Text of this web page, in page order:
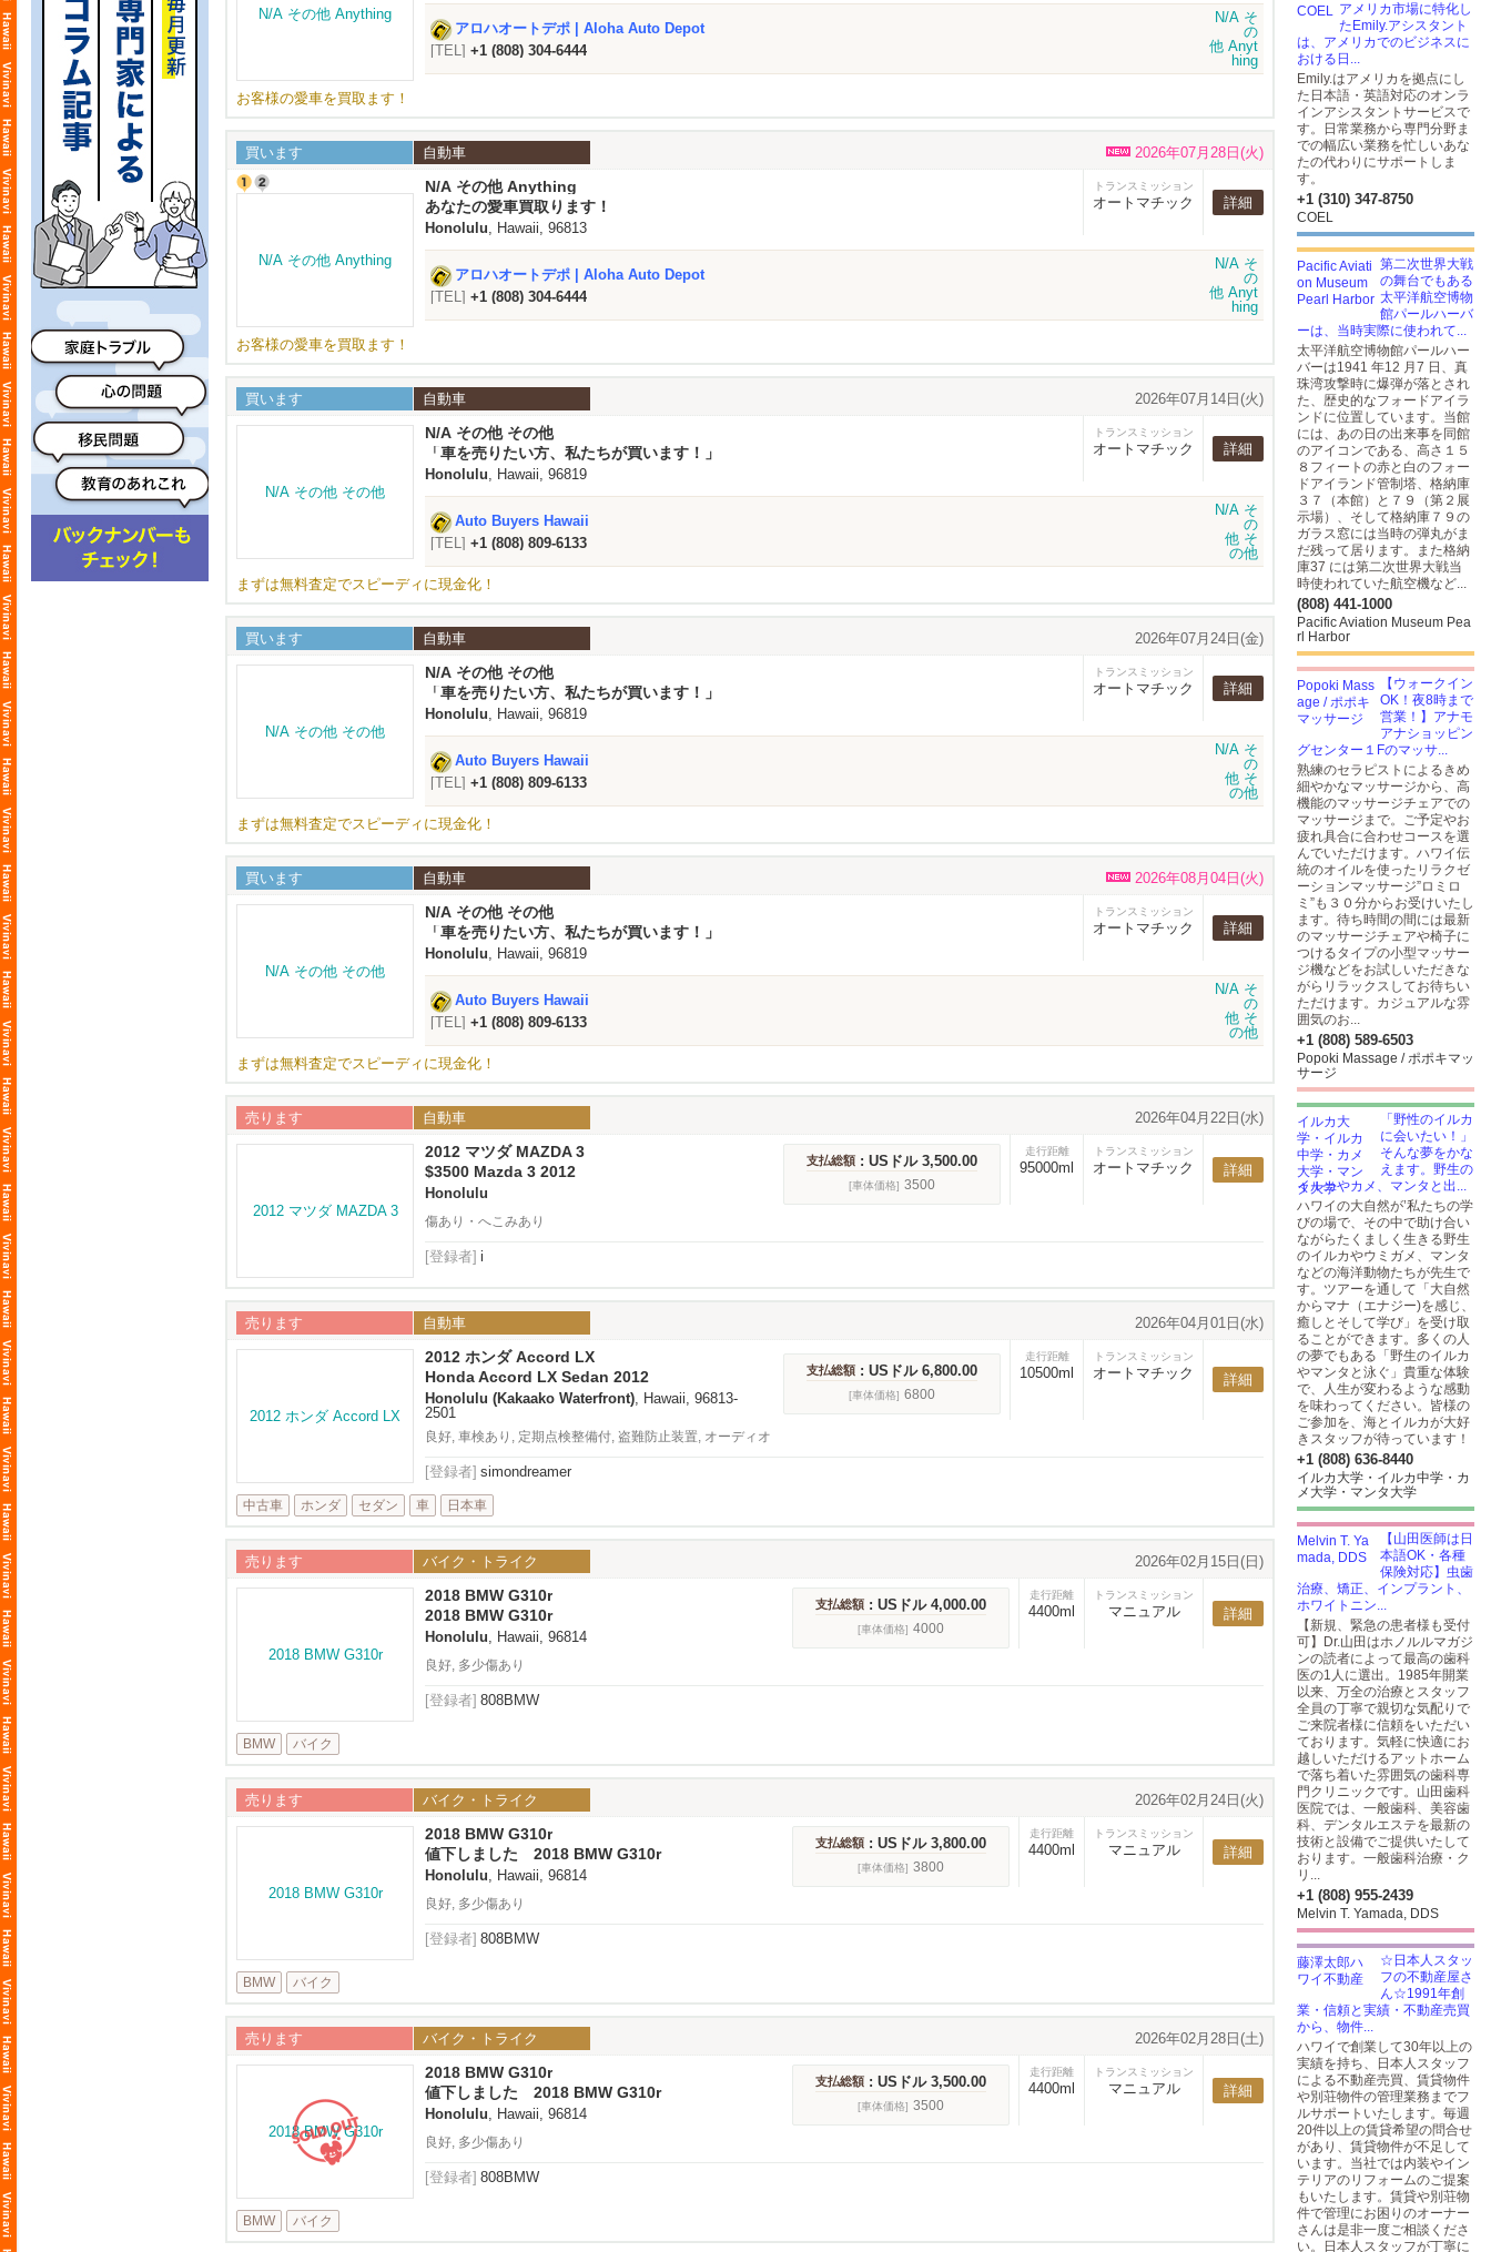
アロハオートデポ | Aloha Auto Depot
[TEL] +1 (808) 304-6444
お客様の愛車を買取ます！
買います 自動車 2026年07月28日(火)
N/A その他 Anything
あなたの愛車買取ります！
Honolulu, Hawaii, 96813
トランスミッション
オートマチック 詳細
アロハオートデポ | Aloha Auto Depot
[TEL] +1 (808) 304-6444
お客様の愛車を買取ます！
買います 自動車 2026年07月14日(火)
N/A その他 その他
「車を売りたい方、私たちが買います！」
Honolulu, Hawaii, 96819
トランスミッション
オートマチック 詳細
Auto Buyers Hawaii
[TEL] +1 (808) 809-6133
まずは無料査定でスピーディに現金化！
買います 自動車 2026年07月24日(金)
N/A その他 その他
「車を売りたい方、私たちが買います！」
Honolulu, Hawaii, 96819
トランスミッション
オートマチック 詳細
Auto Buyers Hawaii
[TEL] +1 (808) 809-6133
まずは無料査定でスピーディに現金化！
買います 自動車 2026年08月04日(火)
N/A その他 その他
「車を売りたい方、私たちが買います！」
Honolulu, Hawaii, 96819
トランスミッション
オートマチック 詳細
Auto Buyers Hawaii
[TEL] +1 (808) 809-6133
まずは無料査定でスピーディに現金化！
売ります 自動車 2026年04月22日(水)
2012 マツダ MAZDA 3
$3500 Mazda 3 2012
Honolulu
支払総額 : USドル 3,500.00
[車体価格] 3500
走行距離
95000ml
トランスミッション
オートマチック 詳細
傷あり・へこみあり
[登録者] i
売ります 自動車 2026年04月01日(水)
2012 ホンダ Accord LX
Honda Accord LX Sedan 2012
Honolulu (Kakaako Waterfront), Hawaii, 96813-
2501
支払総額 : USドル 6,800.00
[車体価格] 6800
走行距離
10500ml
トランスミッション
オートマチック 詳細
良好, 車検あり, 定期点検整備付, 盗難防止装置, オーディオ
[登録者] simondreamer
中古車 ホンダ セダン 車 日本車
売ります バイク・トライク 2026年02月15日(日)
2018 BMW G310r
2018 BMW G310r
Honolulu, Hawaii, 96814
支払総額 : USドル 4,000.00
[車体価格] 4000
走行距離
4400ml
トランスミッション
マニュアル 詳細
良好, 多少傷あり
[登録者] 808BMW
BMW バイク
売ります バイク・トライク 2026年02月24日(火)
2018 BMW G310r
値下しました 2018 BMW G310r
Honolulu, Hawaii, 96814
支払総額 : USドル 3,800.00
[車体価格] 3800
走行距離
4400ml
トランスミッション
マニュアル 詳細
良好, 多少傷あり
[登録者] 808BMW
BMW バイク
売ります バイク・トライク 2026年02月28日(土)
2018 BMW G310r
値下しました 2018 BMW G310r
Honolulu, Hawaii, 96814
支払総額 : USドル 3,500.00
[車体価格] 3500
走行距離
4400ml
トランスミッション
マニュアル 詳細
良好, 多少傷あり
[登録者] 808BMW
BMW バイク
アメリカ市場に特化し
たEmily.アシスタント
は、アメリカでのビジネスに
おける日...
Emily.はアメリカを拠点にし
た日本語・英語対応のオンラ
インアシスタントサービスで
す。日常業務から専門分野ま
での幅広い業務を忙しいあな
たの代わりにサポートしま
す。
+1 (310) 347-8750
COEL
第二次世界大戦
の舞台でもある
太平洋航空博物
館パールハーバ
ーは、当時実際に使われて...
太平洋航空博物館パールハー
バーは1941 年12 月7 日、真
珠湾攻撃時に爆弾が落とされ
た、歴史的なフォードアイラ
ンドに位置しています。当館
には、あの日の出来事を同館
のアイコンである、高さ１５
８フィートの赤と白のフォー
ドアイランド管制塔、格納庫
３７（本館）と７９（第２展
示場）、そして格納庫７９の
ガラス窓には当時の弾丸がま
だ残って居ります。また格納
庫37 には第二次世界大戦当
時使われていた航空機など...
(808) 441-1000
Pacific Aviation Museum Pea
rl Harbor
【ウォークイン
OK！夜8時まで
営業！】アナモ
アナショッピン
グセンター１Fのマッサ...
熟練のセラピストによるきめ
細やかなマッサージから、高
機能のマッサージチェアでの
マッサージまで。ご予定やお
疲れ具合に合わせコースを選
んでいただけます。ハワイ伝
統のオイルを使ったリラクゼ
ーションマッサージ”ロミロ
ミ”も３０分からお受けいたし
ます。待ち時間の間には最新
のマッサージチェアや椅子に
つけるタイプの小型マッサー
ジ機などをお試しいただきな
がらリラックスしてお待ちい
ただけます。カジュアルな雰
囲気のお...
+1 (808) 589-6503
Popoki Massage / ポポキマッ
サージ
「野性のイルカ
に会いたい！」
そんな夢をかな
えます。野生の
イルカやカメ、マンタと出...
ハワイの大自然が’私たちの学
びの場で、その中で助け合い
ながらたくましく生きる野生
のイルカやウミガメ、マンタ
などの海洋動物たちが先生で
す。ツアーを通して「大自然
からマナ（エナジー)を感じ、
癒しとそして学び」を受け取
ることができます。多くの人
の夢でもある「野生のイルカ
やマンタと泳ぐ」貴重な体験
で、人生が変わるような感動
を味わってください。皆様の
ご参加を、海とイルカが大好
きスタッフが待っています！
+1 (808) 636-8440
イルカ大学・イルカ中学・カ
メ大学・マンタ大学
【山田医師は日
本語OK・各種
保険対応】虫歯
治療、矯正、インプラント、
ホワイトニン...
【新規、緊急の患者様も受付
可】Dr.山田はホノルルマガジ
ンの読者によって最高の歯科
医の1人に選出。1985年開業
以来、万全の治療とスタッフ
全員の丁寧で親切な気配りで
ご来院者様に信頼をいただい
ております。気軽に快適にお
越しいただけるアットホーム
で落ち着いた雰囲気の歯科専
門クリニックです。山田歯科
医院では、一般歯科、美容歯
科、デンタルエステを最新の
技術と設備でご提供いたして
おります。一般歯科治療・ク
リ...
+1 (808) 955-2439
Melvin T. Yamada, DDS
☆日本人スタッ
フの不動産屋さ
ん☆1991年創
業・信頼と実績・不動産売買
から、物件...
ハワイで創業して30年以上の
実績を持ち、日本人スタッフ
による不動産売買、賃貸物件
や別荘物件の管理業務までフ
ルサポートいたします。毎週
20件以上の賃貸希望の問合せ
があり、賃貸物件が不足して
います。当社では内装やイン
テリアのリフォームのご提案
もいたします。賃貸や別荘物
件で管理にお困りのオーナー
さんは是非一度ご相談くださ
い。日本人スタッフが丁寧に